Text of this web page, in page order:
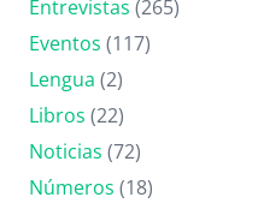
Entrevistas (265)
Eventos (117)
Lengua (2)
Libros (22)
Noticias (72)
Números (18)